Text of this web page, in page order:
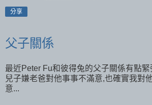
分享
父子關係
最近Peter Fu和彼得兔的父子關係有點緊
兒子嫌老爸對他事事不滿意,也確實我對
意...